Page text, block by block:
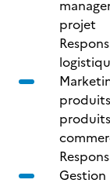
projet